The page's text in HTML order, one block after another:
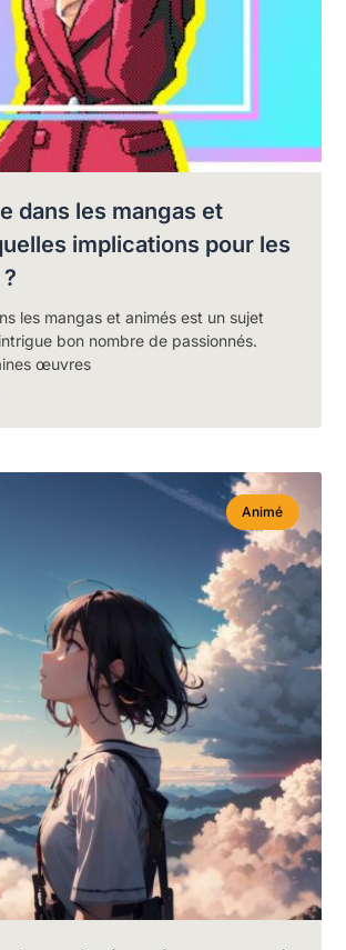
dans les mangas et
implications pour les
les mangas et animés est un sujet
bon nombre de passionnés.
œuvres
Animé